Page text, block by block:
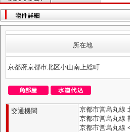
所在地
京都府京都市北区小山南上総町
交通機関
京都市営烏丸線
京都市営烏丸線
京都市営烏丸線